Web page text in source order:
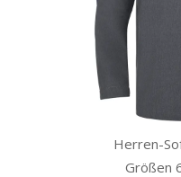
Herren-
Größen